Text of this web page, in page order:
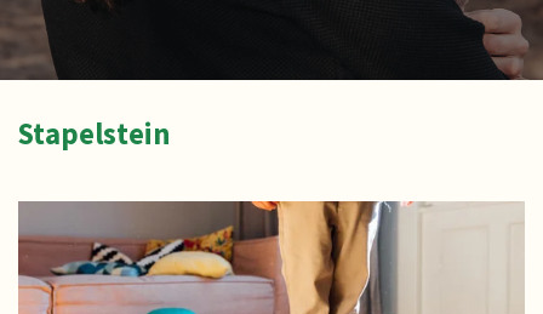
Stapelstein